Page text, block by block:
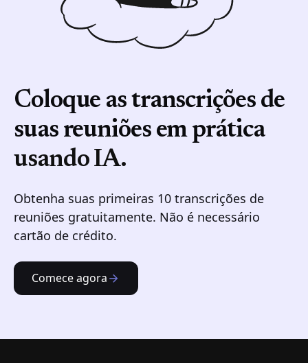
Coloque as transcrições de
suas reuniões em prática
usando IA.
Obtenha suas primeiras 10 transcrições de
reuniões gratuitamente. Não é necessário
cartão de crédito.
Comece agora